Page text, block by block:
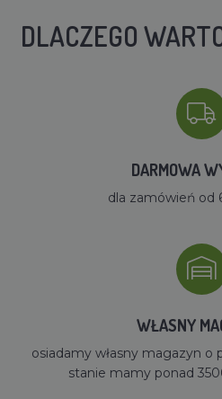
DLACZEGO
DARMOWA
dla zamówień od
WŁASNY
osiadamy własny magazyn o
stanie mamy ponad